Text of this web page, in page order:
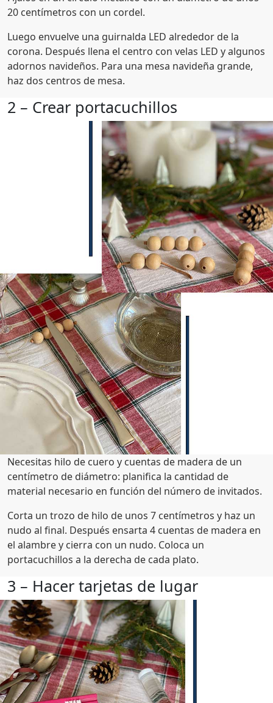
20 centímetros con un cordel.
Luego envuelve una guirnalda LED alrededor de la
corona. Después llena el centro con velas LED y algunos
adornos navideños. Para una mesa navideña grande,
haz dos centros de mesa.
2 – Crear portacuchillos
Necesitas hilo de cuero y cuentas de madera de un
centímetro de diámetro: planifica la cantidad de
material necesario en función del número de invitados.
Corta un trozo de hilo de unos 7 centímetros y haz un
nudo al final. Después ensarta 4 cuentas de madera en
el alambre y cierra con un nudo. Coloca un
portacuchillos a la derecha de cada plato.
3 – Hacer tarjetas de lugar